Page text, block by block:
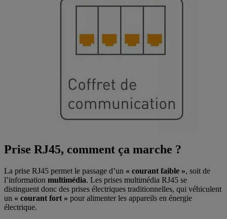
Prise RJ45, comment ça marche ?
La prise RJ45 permet le passage d’un « courant faible », soit de
l’information multimédia. Les prises multimédia RJ45 se
distinguent donc des prises électriques traditionnelles, qui véhiculent
un « courant fort » pour alimenter les appareils en énergie
électrique.